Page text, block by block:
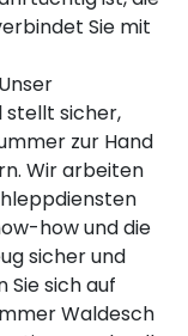
Sie mit
sicher,
zur Hand
Wir arbeiten
how und die
sicher und
Sie sich auf
Waldesch